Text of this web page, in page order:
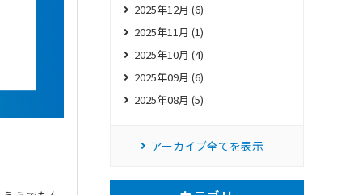
2025年12月 (6)
2025年11月 (1)
2025年10月 (4)
2025年09月 (6)
2025年08月 (5)
アーカイブ全てを表示